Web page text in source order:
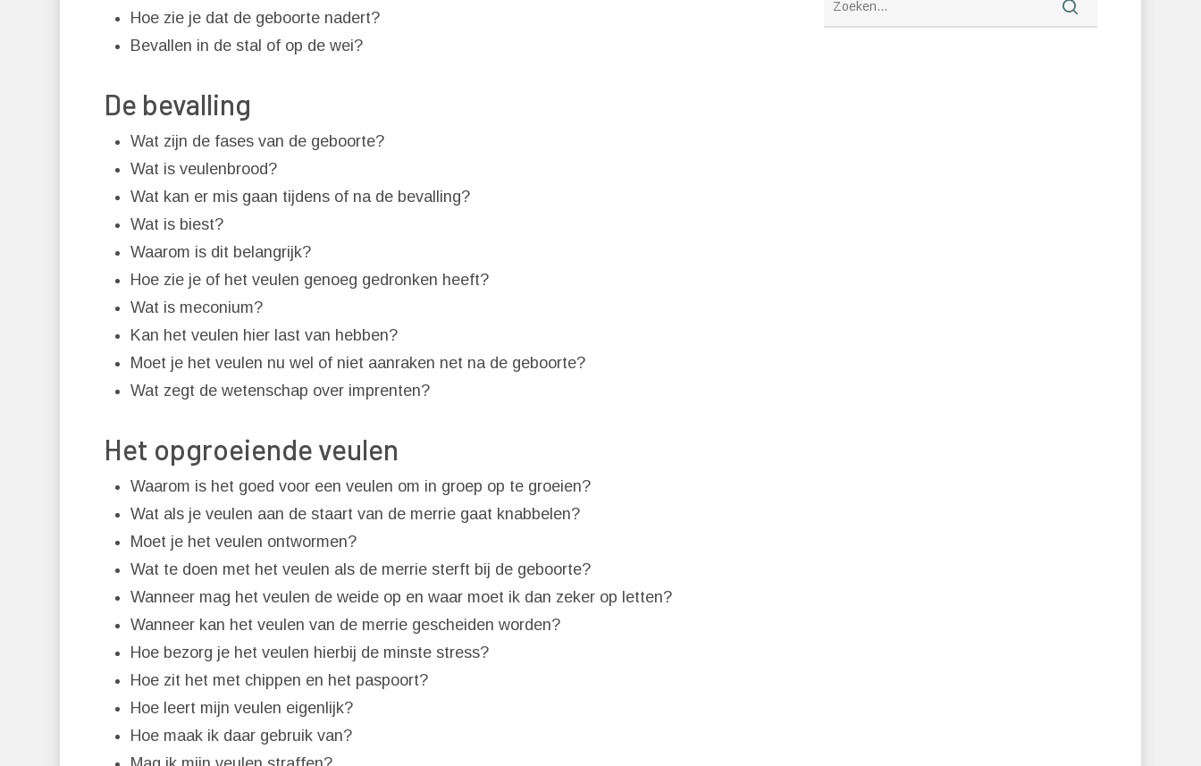
Hoe zie je dat de geboorte nadert?
Bevallen in de stal of op de wei?
De bevalling
Wat zijn de fases van de geboorte?
Wat is veulenbrood?
Wat kan er mis gaan tijdens of na de bevalling?
Wat is biest?
Waarom is dit belangrijk?
Hoe zie je of het veulen genoeg gedronken heeft?
Wat is meconium?
Kan het veulen hier last van hebben?
Moet je het veulen nu wel of niet aanraken net na de geboorte?
Wat zegt de wetenschap over imprenten?
Het opgroeiende veulen
Waarom is het goed voor een veulen om in groep op te groeien?
Wat als je veulen aan de staart van de merrie gaat knabbelen?
Moet je het veulen ontwormen?
Wat te doen met het veulen als de merrie sterft bij de geboorte?
Wanneer mag het veulen de weide op en waar moet ik dan zeker op letten?
Wanneer kan het veulen van de merrie gescheiden worden?
Hoe bezorg je het veulen hierbij de minste stress?
Hoe zit het met chippen en het paspoort?
Hoe leert mijn veulen eigenlijk?
Hoe maak ik daar gebruik van?